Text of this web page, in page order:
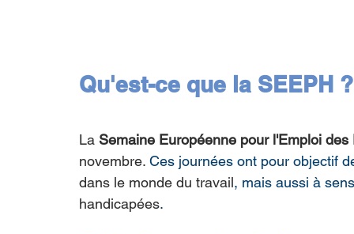
Qu'est-ce que la SEEPH
La Semaine Européenne pour l'Emploi
novembre. Ces journées ont pour objectif
dans le monde du travail, mais aussi à
handicapées.